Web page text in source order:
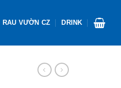
RAU VƯỜN CZ DRINK